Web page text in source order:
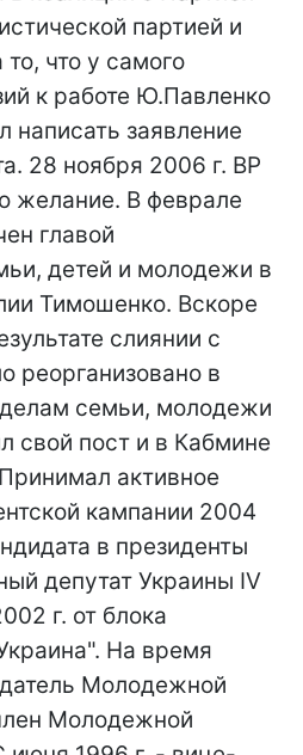
партией и
что у самого
к работе Ю.Павленко
написать заявление
28 ноября 2006 г. ВР
желание. В феврале
главой
детей и молодежи в
Тимошенко. Вскоре
слиянии с
реорганизовано в
семьи, молодежи
свой пост и в Кабмине
активное
кампании 2004
в президенты
депутат Украины IV
г. от блока
На время
Молодежной
Молодежной